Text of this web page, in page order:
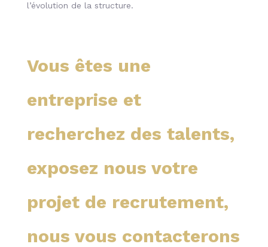
l’évolution de la structure.
Vous êtes une
entreprise et
recherchez des talents,
exposez nous votre
projet de recrutement,
nous vous contacterons